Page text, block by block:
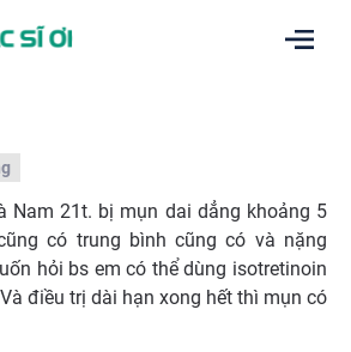
Nam 21t. bị mụn dai dẳng khoảng 5
có trung bình cũng có và nặng
hỏi bs em có thể dùng isotretinoin
điều trị dài hạn xong hết thì mụn có